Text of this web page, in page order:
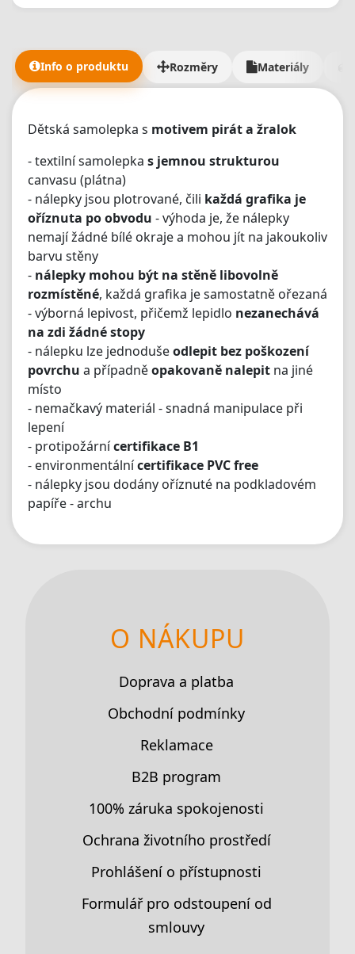
Bannery jsme obdrželi v naprosto TOP kvalitě a jak jsem
trvalo mnohem déle než mělo. 5/5 je malo, ale vic tu dat
nejde🫶"
Info o produktu Rozměry Materiály
Dětská samolepka s motivem pirát a žralok
- textilní samolepka s jemnou strukturou
canvasu (plátna)
- nálepky jsou plotrované, čili každá grafika je
oříznuta po obvodu - výhoda je, že nálepky
nemají žádné bílé okraje a mohou jít na jakoukoliv
barvu stěny
- nálepky mohou být na stěně libovolně
rozmístěné, každá grafika je samostatně ořezaná
- výborná lepivost, přičemž lepidlo nezanechává
na zdi žádné stopy
- nálepku lze jednodušeodlepit bez poškození
povrchu a případněopakovaně nalepit na jiné
místo
- nemačkavý materiál - snadná manipulace při
lepení
- protipožárnícertifikace B1
- environmentálnícertifikace PVC free
- nálepky jsou dodány oříznuté na podkladovém
papíře - archu
O NÁKUPU
Doprava a platba
Obchodní podmínky
Reklamace
B2B program
100% záruka spokojenosti
Ochrana životního prostředí
Prohlášení o přístupnosti
Formulář pro odstoupení od
smlouvy